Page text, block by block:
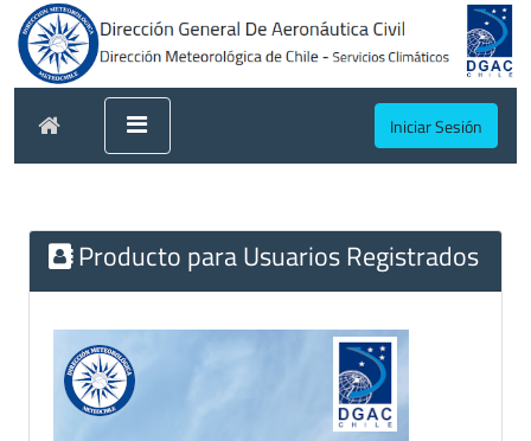
Iniciar Sesión
Producto para Usuarios Registrados